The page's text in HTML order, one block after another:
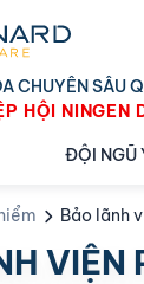
CHUYÊN SÂU
HỘI NINGEN
ĐỘI NGŨ
Bảo lãnh
VIỆN